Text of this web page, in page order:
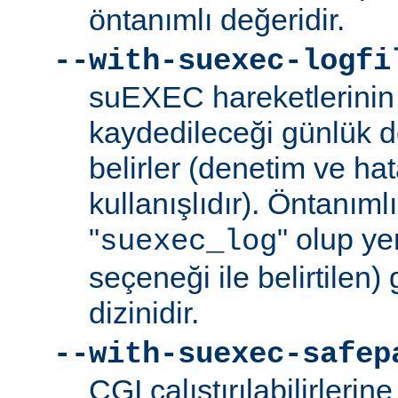
öntanımlı değeridir.
--with-suexec-
suEXEC hareketlerinin
kaydedileceği günlük
belirler (denetim ve
kullanışlıdır).
"suexec_log" olup
seçeneği ile belirtilen)
dizinidir.
--with-suexec-
CGI